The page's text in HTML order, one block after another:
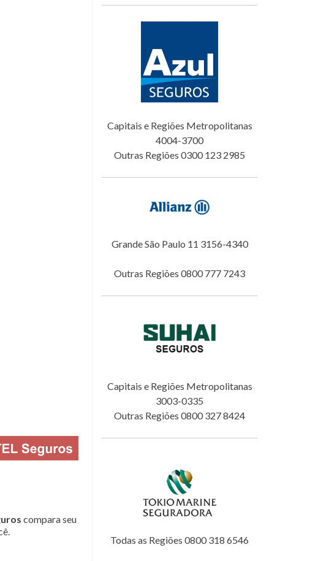
compara seu
Capitais e Regiões Metropolitanas
4004-3700
Outras Regiões 0300 123 2985
Grande São Paulo 11 3156-4340
Outras Regiões 0800 777 7243
Capitais e Regiões Metropolitanas
3003-0335
Outras Regiões 0800 327 8424
Todas as Regiões 0800 318 6546